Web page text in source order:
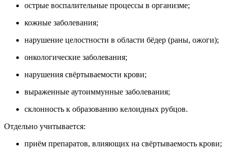
острые воспалительные процессы в организме;
кожные заболевания;
нарушение целостности в области бёдер (раны, ожоги);
онкологические заболевания;
нарушения свёртываемости крови;
выраженные аутоиммунные заболевания;
склонность к образованию келоидных рубцов.
Отдельно учитывается:
приём препаратов, влияющих на свёртываемость крови;